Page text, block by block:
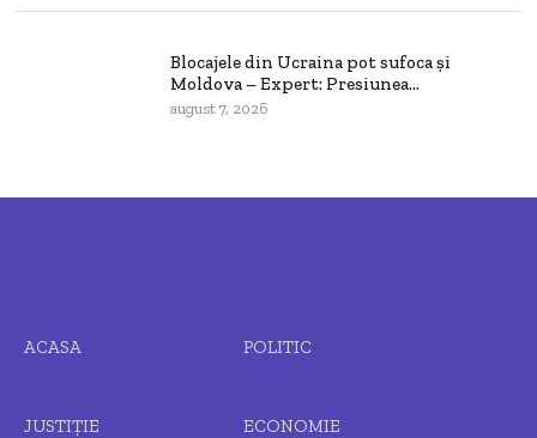
Blocajele din Ucraina pot sufoca și
Moldova – Expert: Presiunea...
august 7, 2026
ACASA POLITIC
JUSTIȚIE ECONOMIE